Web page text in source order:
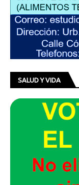
SALUD Y VIDA